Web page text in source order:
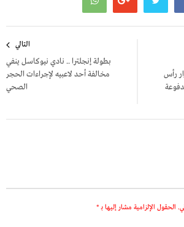
رأس
التالي
بطولة إنجلترا .. نادي نيوكاسل ينفي
مخالفة أحد لاعبيه لإجراءات الحجر
الصحي
الحقول الإلزامية مشار إليها بـ *